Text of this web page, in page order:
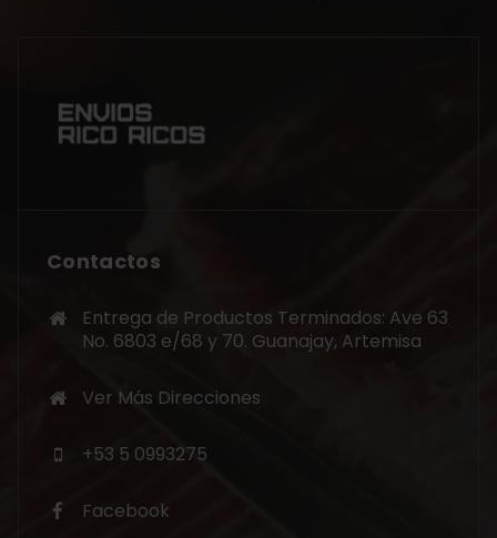
Contactos
Entrega de Productos Terminados: Ave 63
No. 6803 e/68 y 70. Guanajay, Artemisa
Ver Más Direcciones
+53 5 0993275
Facebook